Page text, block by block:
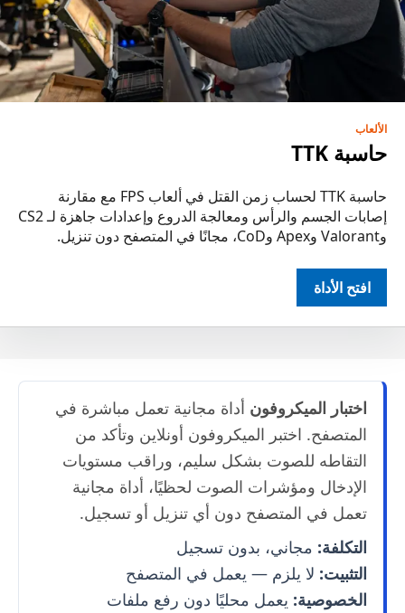
الألعاب
حاسبة TTK
حاسبة TTK لحساب زمن القتل في ألعاب FPS مع مقارنة
إصابات الجسم والرأس ومعالجة الدروع وإعدادات جاهزة لـ CS2
وValorant وApex وCoD، مجانًا في المتصفح دون تنزيل.
افتح الأداة
اختبار الميكروفون أداة مجانية تعمل مباشرة في
المتصفح. اختبر الميكروفون أونلاين وتأكد من
التقاطه للصوت بشكل سليم، وراقب مستويات
الإدخال ومؤشرات الصوت لحظيًا، أداة مجانية
تعمل في المتصفح دون أي تنزيل أو تسجيل.
التكلفة: مجاني، بدون تسجيل
التثبيت: لا يلزم — يعمل في المتصفح
الخصوصية: يعمل محليًا دون رفع ملفات